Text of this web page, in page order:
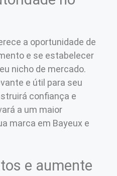
a oportunidade de
e se estabelecer
nicho de mercado.
e útil para seu
confiança e
a um maior
marca em Bayeux e
e aumente